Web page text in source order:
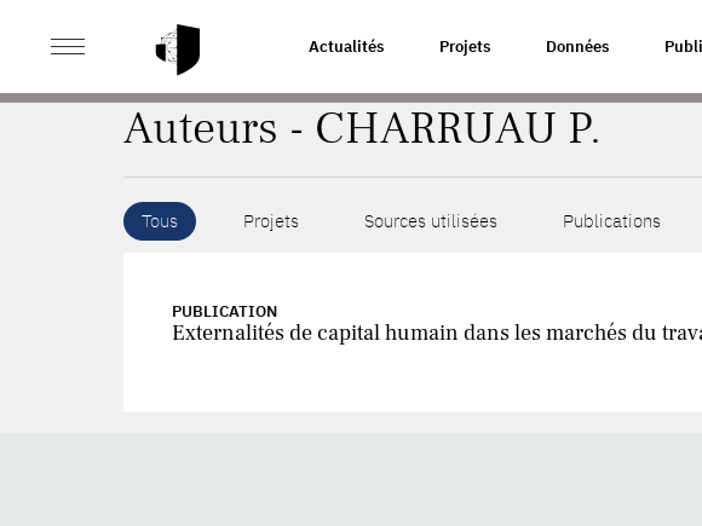
Actualités Projets Données
ACCUEIL
Auteurs - CHARRUAU P.
Tous Projets Sources utilisées Publications
PUBLICATION
Externalités de capital humain dans les marchés du